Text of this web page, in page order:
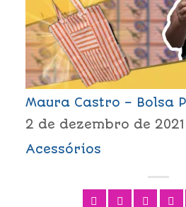
Maura Castro – Bolsa
2 de dezembro de 2021
Acessórios